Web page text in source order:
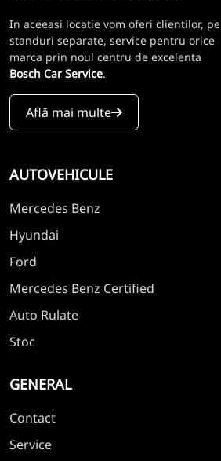
In aceeasi locatie vom oferi clientilor, pe
standuri separate, service pentru orice
marca prin noul centru de excelenta
Bosch Car Service.
Află mai multe
AUTOVEHICULE
Mercedes Benz
Hyundai
Ford
Mercedes Benz Certified
Auto Rulate
Stoc
GENERAL
Contact
Service